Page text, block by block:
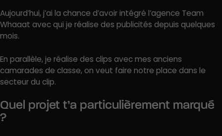
Aujourd’hui, j’ai la chance d’avoir intégré l’agence Team
Whaaat avec qui je réalise des publicités depuis quelques
mois.
En parallèle, je réalise des clips avec mes anciens
camarades de classe, on veut faire notre place dans le
secteur du clip.
Quel projet t’a particulièrement marqué
?